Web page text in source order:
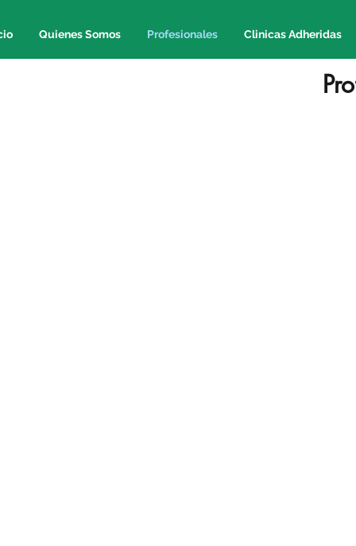
Quienes Somos Profesionales Clinicas Adheridas